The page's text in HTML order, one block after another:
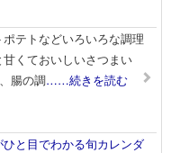
テトなどいろいろな調理
くておいしいさつまい
腸の調……続きを読む
と目でわかる旬カレンダ